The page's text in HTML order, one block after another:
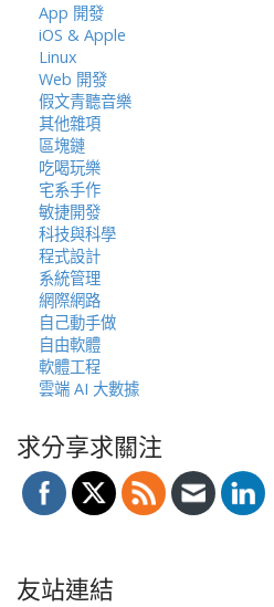
App 開發
iOS & Apple
Linux
Web 開發
假文青聽音樂
其他雜項
區塊鏈
吃喝玩樂
宅系手作
敏捷開發
科技與科學
程式設計
系統管理
網際網路
自己動手做
自由軟體
軟體工程
雲端 AI 大數據
求分享求關注
友站連結